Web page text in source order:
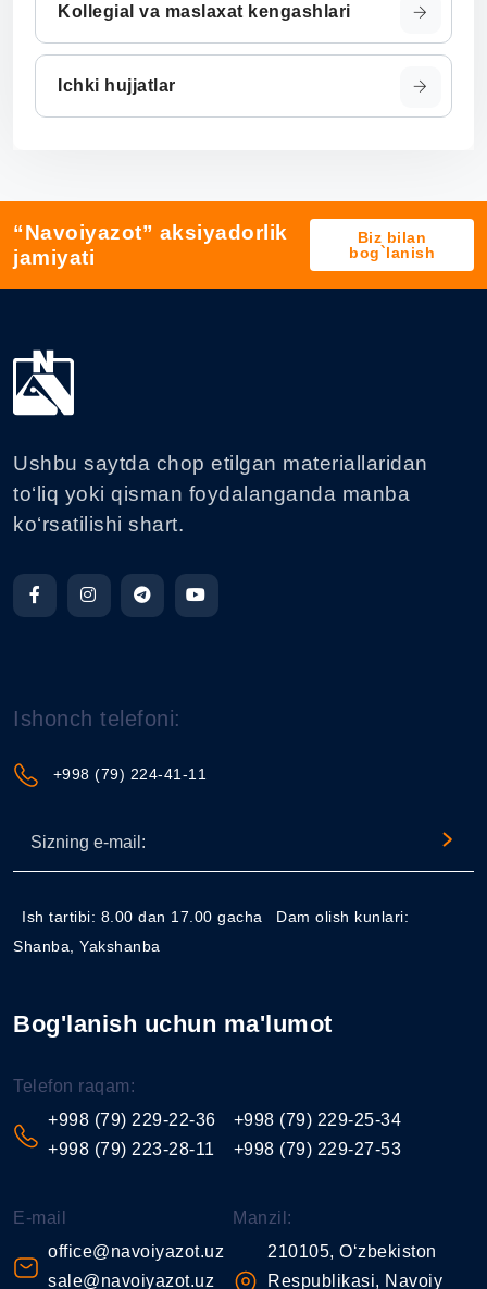
Kollegial va maslaxat kengashlari
Ichki hujjatlar
“Navoiyazot” aksiyadorlik
jamiyati
Biz bilan
bog`lanish
Ushbu saytda chop etilgan materiallaridan
to‘liq yoki qisman foydalanganda manba
ko‘rsatilishi shart.
Ishonch telefoni:
+998 (79) 224-41-11
Ish tartibi: 8.00 dan 17.00 gacha
Dam olish kunlari:
Shanba, Yakshanba
Bog'lanish uchun ma'lumot
Telefon raqam:
+998 (79) 229-22-36
+998 (79) 223-28-11
+998 (79) 229-25-34
+998 (79) 229-27-53
E-mail
office@navoiyazot.uz
sale@navoiyazot.uz
Manzil:
210105, O‘zbekiston
Respublikasi, Navoiy